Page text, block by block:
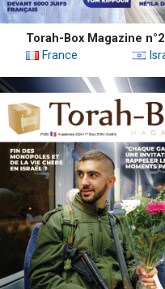
Torah-Box Magazine
France